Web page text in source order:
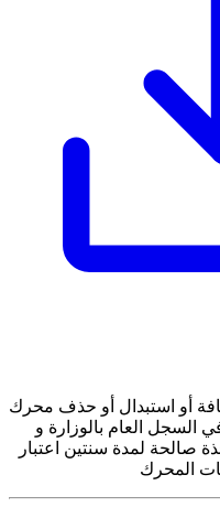
أو استبدال أو حذف محرك
السجل العام بالوزارة و
صالحة لمدة سنتين اعتبار
المحرك